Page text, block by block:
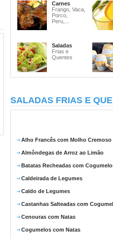
Carnes
Frango, Vaca,
Porco,
Peru,...
Saladas
Frias e
Quentes
SALADAS FRIAS E
Alho Francês com Molho Cremoso
Almôndegas de Arroz ao Limão
Batatas Recheadas com
Caldeirada de Legumes
Caldo de Legumes
Castanhas Salteadas com
Cenouras com Natas
Cogumelos com Natas